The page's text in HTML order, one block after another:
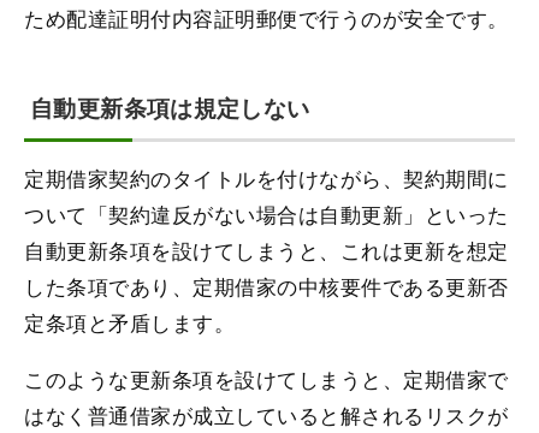
ため配達証明付内容証明郵便で行うのが安全です。
自動更新条項は規定しない
定期借家契約のタイトルを付けながら、契約期間に
ついて「契約違反がない場合は自動更新」といった
自動更新条項を設けてしまうと、これは更新を想定
した条項であり、定期借家の中核要件である更新否
定条項と矛盾します。
このような更新条項を設けてしまうと、定期借家で
はなく普通借家が成立していると解されるリスクが